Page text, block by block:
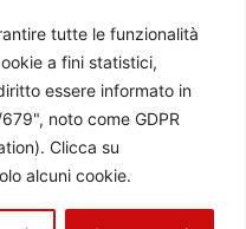
tutte le funzionalità
a fini statistici,
essere informato in
noto come GDPR
Clicca su
alcuni cookie.